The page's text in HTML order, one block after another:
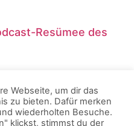
Resümee des
Webseite, um dir das
zu bieten. Dafür merken
wiederholten Besuche.
klickst, stimmst du der